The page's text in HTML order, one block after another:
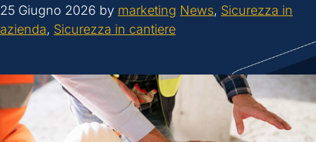
25 Giugno 2026 by marketing News, Sicurezza in
azienda, Sicurezza in cantiere